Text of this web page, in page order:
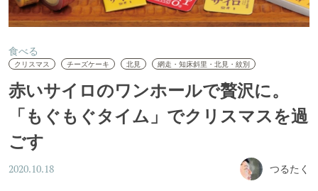
食べる
クリスマス チーズケーキ 北見 網走・知床斜里・北見・紋別
赤いサイロのワンホールで贅沢に。
「もぐもぐタイム」でクリスマスを過
ごす
2020.10.18 つるたく